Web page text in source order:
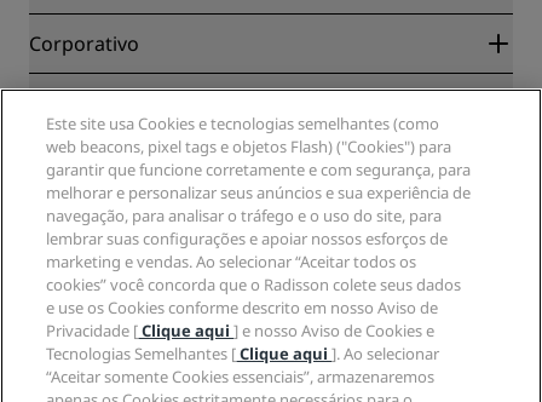
Blog
Destinos
Novos e próximos hotéis
APP Radisson Hotels
Hotéis Sports Approved
Hotéis familiares
Saúde e segurança
Parceiros
Corporativo
Radisson Hotel Group
Mídia
Carreiras no RHG
Carreiras na PPHE
Carreiras EHL
The Club by RHG
Oportunidades de desenvolvimento
Empresa responsável
Compras
Centro de Privacidade
Aviso legal
Termos e condições do Radisson Rewards
Termos de utilização do site
Acessibilidade Digital
Declaração de escravidão moderna
Ajuda
Alertas ao consumidor
Contato
Perguntas frequentes (FAQ)
Mapa do site
Mídia social
Marcas do Radisson Hotels
Este site usa Cookies e tecnologias semelhantes (como
web beacons, pixel tags e objetos Flash) ("Cookies") para
garantir que funcione corretamente e com segurança, para
melhorar e personalizar seus anúncios e sua experiência de
navegação, para analisar o tráfego e o uso do site, para
lembrar suas configurações e apoiar nossos esforços de
marketing e vendas. Ao selecionar “Aceitar todos os
cookies” você concorda que o Radisson colete seus dados
e use os Cookies conforme descrito em nosso Aviso de
Privacidade [Clique aqui] e nosso Aviso de Cookies e
Tecnologias Semelhantes [Clique aqui]. Ao selecionar
“Aceitar somente Cookies essenciais”, armazenaremos